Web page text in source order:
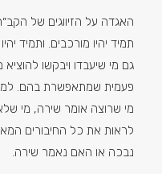
האגדה על הזיווגים של
תמיד יהיו מורכבים. ותמיד
גם מי שיעבדו ויבקשו
פעמית שמתאפשרת בהם.
מי שרוצה אומר שירה, מי
לראות את כל החיבורים
נבכה או האם נאמר שירה.